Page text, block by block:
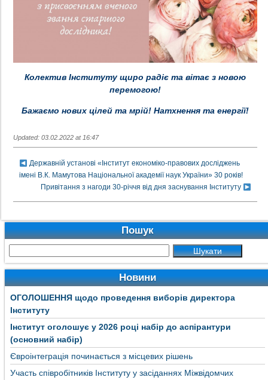
Колектив Інституту щиро радіє та вітає з новою
перемогою!
Бажаємо нових цілей та мрій! Натхнення та енергії!
Updated: 03.02.2022 at 16:47
Державній установі «Інститут економіко-правових досліджень
імені В.К. Мамутова Національної академії наук України» 30 років!
Привітання з нагоди 30-річчя від дня заснування Інституту
Пошук
Новини
ОГОЛОШЕННЯ щодо проведення виборів директора
Інституту
Інститут оголошує у 2026 році набір до аспірантури
(основний набір)
Євроінтеграція починається з місцевих рішень
Участь співробітників Інституту у засіданнях Міжвідомчих